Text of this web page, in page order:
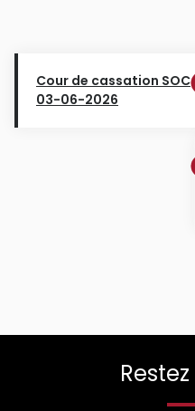
Cour de cassation SOC
03-06-2026
Restez